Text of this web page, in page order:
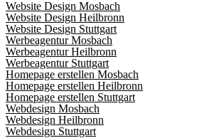
Website Design Mosbach
Website Design Heilbronn
Website Design Stuttgart
Werbeagentur Mosbach
Werbeagentur Heilbronn
Werbeagentur Stuttgart
Homepage erstellen Mosbach
Homepage erstellen Heilbronn
Homepage erstellen Stuttgart
Webdesign Mosbach
Webdesign Heilbronn
Webdesign Stuttgart